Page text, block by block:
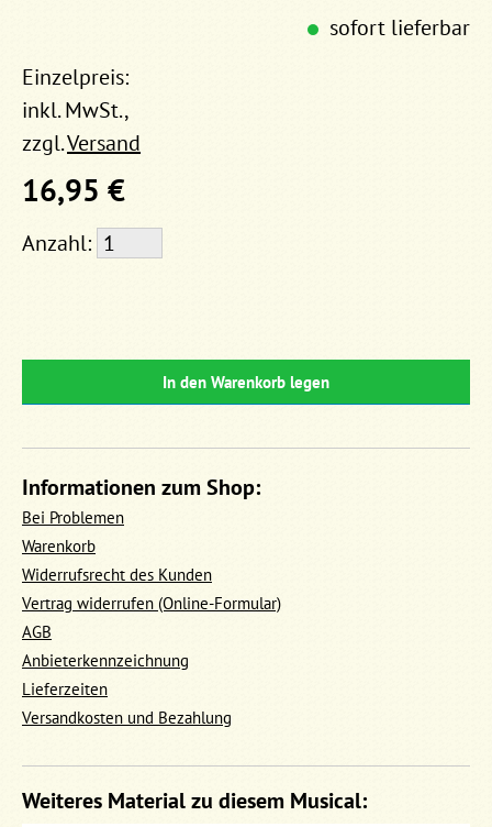
sofort lieferbar
Einzelpreis:
inkl. MwSt.,
zzgl.Versand
16,95 €
Anzahl:
In den Warenkorb legen
Informationen zum Shop:
Bei Problemen
Warenkorb
Widerrufsrecht des Kunden
Vertrag widerrufen (Online-Formular)
AGB
Anbieterkennzeichnung
Lieferzeiten
Versandkosten und Bezahlung
Weiteres Material zu diesem Musical: